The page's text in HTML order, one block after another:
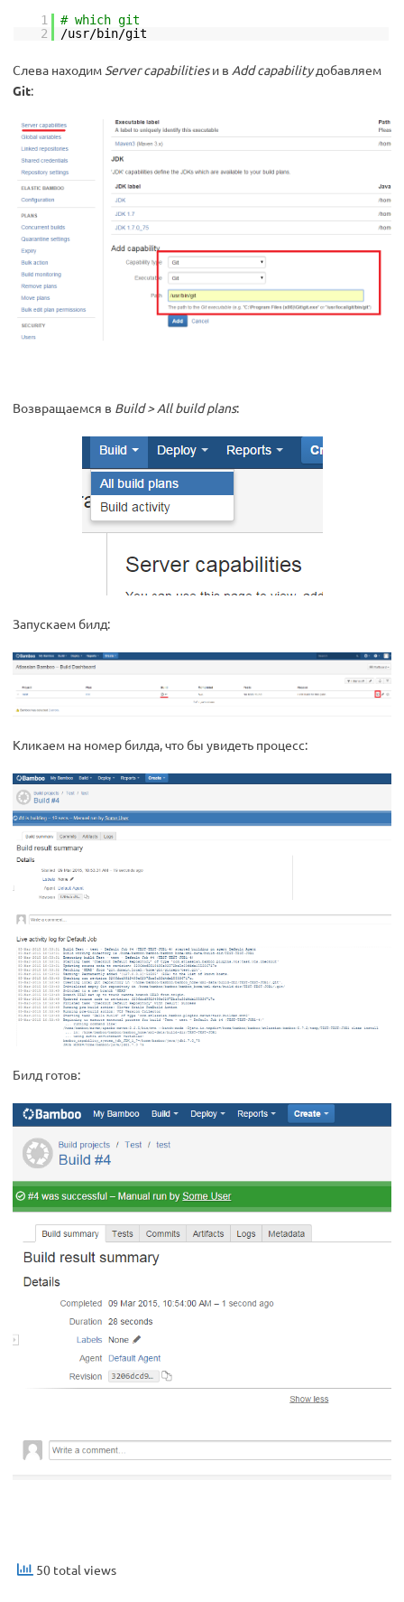
1
# which git
2
/usr/bin/git
Слева находим Server capabilitiesи в Add capabilityдобавляем
Git:
Возвращаемся в Build > All build plans:
Запускаем билд:
Кликаем на номер билда, что бы увидеть процесс:
Билд готов:
50 total views